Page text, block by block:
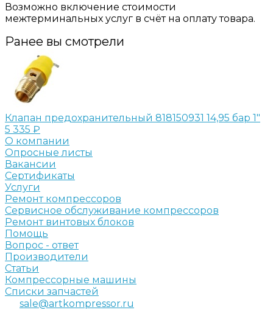
Возможно включение стоимости
межтерминальных услуг в счёт на оплату товара.
Ранее вы смотрели
Клапан предохранительный 818150931 14,95 бар 1"
5 335 ₽
О компании
Опросные листы
Вакансии
Сертификаты
Услуги
Ремонт компрессоров
Сервисное обслуживание компрессоров
Ремонт винтовых блоков
Помощь
Вопрос - ответ
Производители
Статьи
Компрессорные машины
Списки запчастей
sale@artkompressor.ru